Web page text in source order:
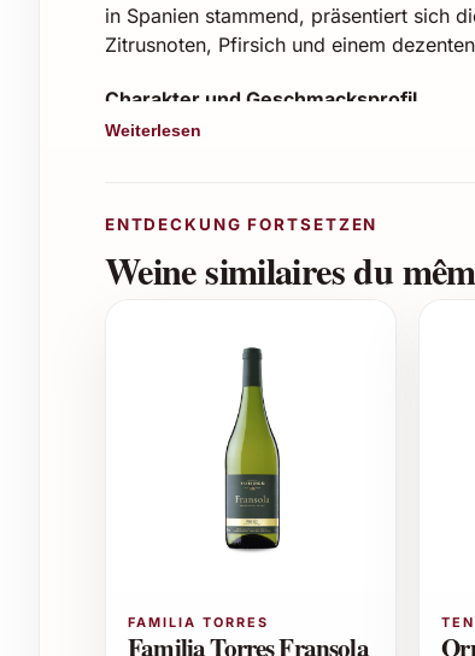
in Spanien stammend, präsentiert sich
Zitrusnoten, Pfirsich und einem
Charakter und Geschmacksprofil
Alkoholgehalt:Ca. 12,5 % Vol.
Vielseitige Einsatzmöglichkeiten
Dieser Weisswein eignet sich perfekt
oder Salaten, aber auch als
Sommerabenden auf der Terrasse
2022 ist stets ein Genuss.
Geburtstagsfeiern
Weiterlesen
ENTDECKUNG FORTSETZEN
Weine similaires du
FAMILIA TORRES
Familia Torres Fransola